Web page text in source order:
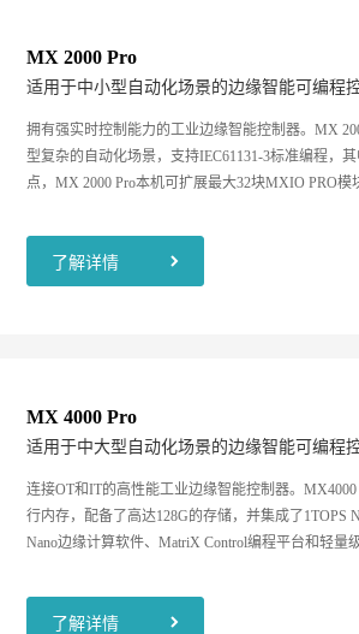
MX 2000 Pro
适用于中小型自动化场景的边缘智能可编程
拥有强实时控制能力的工业边缘智能控制器。MX
型复杂的自动化场景，支持IEC61131-3标准编程，
点，MX 2000 Pro本机可扩展最大32块MXIO PRO模
了解详情
MX 4000 Pro
适用于中大型自动化场景的边缘智能可编程
连接OT和IT的高性能工业边缘智能控制器。
行内存，配备了高达128G的存储，并集成了1TOPS
Nano边缘计算软件、MatriX Control编程平台和轻量
能力，有效的进行云边闭环协同，打造制造业坚实的
了解详情